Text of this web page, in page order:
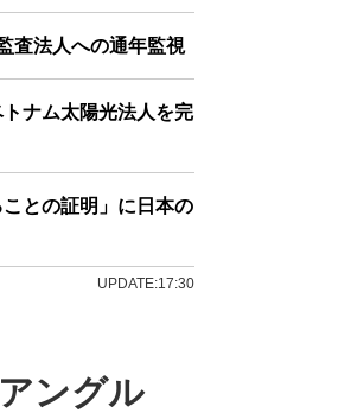
査法人への通年監視
ナム太陽光法人を完
ことの証明」に日本の
UPDATE:17:30
ングル